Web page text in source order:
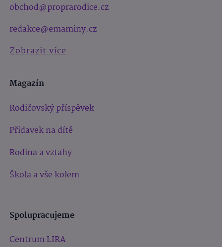
obchod@proprarodice.cz
redakce@emaminy.cz
Zobrazit více
Magazín
Rodičovský příspěvek
Přídavek na dítě
Rodina a vztahy
Škola a vše kolem
Spolupracujeme
Centrum LIRA